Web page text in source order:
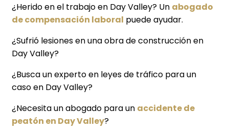
¿Herido en el trabajo en Day Valley? Un abogado
de compensación laboral puede ayudar.
¿Sufrió lesiones en una obra de construcción en
Day Valley?
¿Busca un experto en leyes de tráfico para un
caso en Day Valley?
¿Necesita un abogado para un accidente de
peatón en Day Valley?